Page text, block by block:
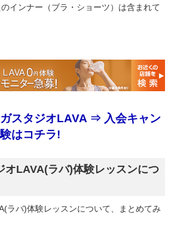
インナー（ブラ・ショーツ）は含まれて
ガスタジオLAVA ⇒ 入会キャン
はコチラ!
オLAVA(ラバ)体験レッスンにつ
ラバ)体験レッスンについて、まとめてみ